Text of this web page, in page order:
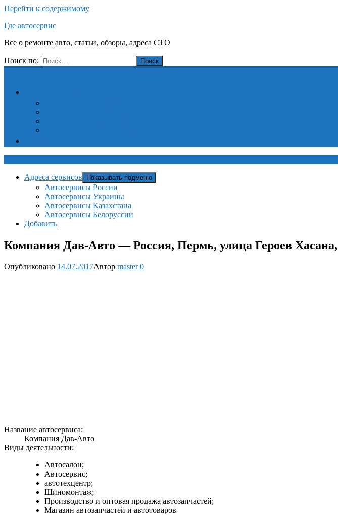
Перейти к содержимому
Где автосервис
Все о ремонте авто, статьи, обзоры, адреса СТО
Поиск по: Поиск
Адреса сервисов Показывать подменю
Автосервисы России
Автосервисы Украины
Автосервисы Казахстана
Автосервисы Белоруссии
Добавить
Компания Дав-Авто — Россия, Пермь, улица Героев
Опубликовано 14.07.2017Автор master0
Название автосервиса:
Компания Дав-Авто
Виды деятельности:
Автосалон;
Автосервис;
автотехцентр;
Шиномонтаж;
Производство и оптовая продажа автозапчастей;
Магазин автозапчастей и автотоваров